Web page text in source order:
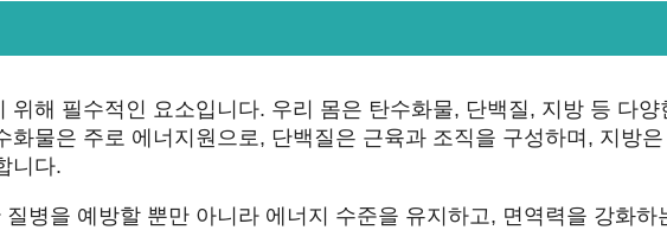
해 필수적인 요소입니다. 우리 몸은 탄수화물, 단백질, 지방 등 다양
물은 주로 에너지원으로, 단백질은 근육과 조직을 구성하며, 지방은
니다.
병을 예방할 뿐만 아니라 에너지 수준을 유지하고, 면역력을 강화하